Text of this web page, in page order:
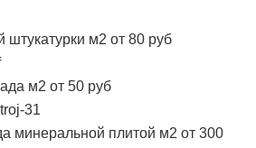
штукатурки м2 от 80 руб
м2 от 50 руб
31
минеральной плитой м2 от 300